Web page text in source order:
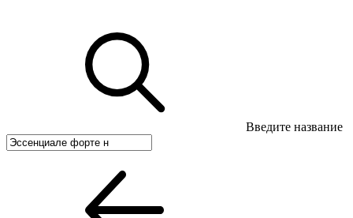
Введите название